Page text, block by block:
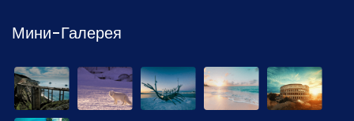
Мини-Галерея